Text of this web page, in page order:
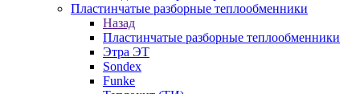
Пластинчатые разборные теплообменники
Назад
Пластинчатые разборные теплообменники
Этра ЭТ
Sondex
Funke